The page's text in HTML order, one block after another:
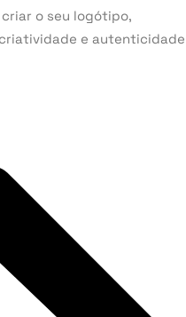
o seu logótipo,
e autenticidade